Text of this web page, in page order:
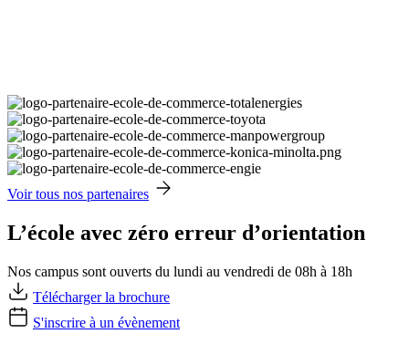
Voir tous nos partenaires
L’école avec zéro erreur d’orientation
Nos campus sont ouverts du lundi au vendredi de 08h à 18h
Télécharger la brochure
S'inscrire à un évènement